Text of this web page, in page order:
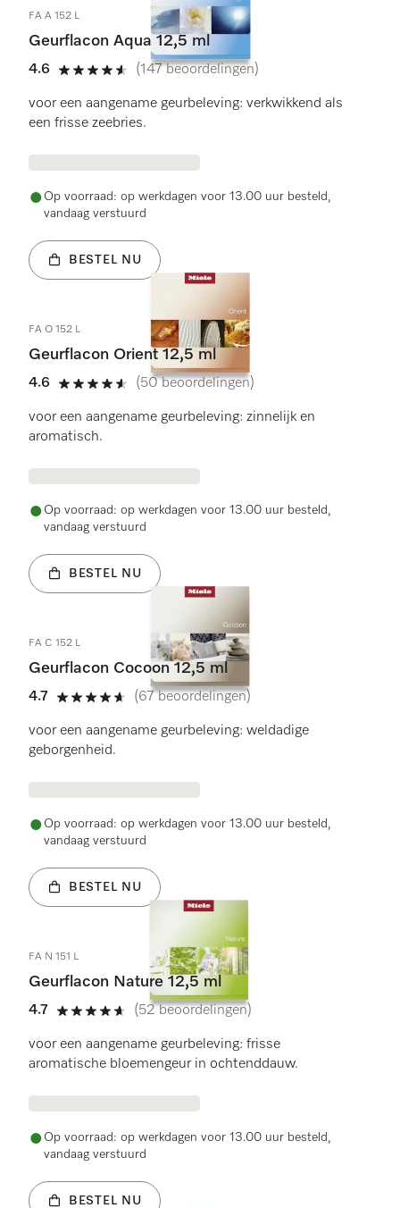
FA A 152 L
Geurflacon Aqua 12,5 ml
4.6
4.6 sterren op 5
(147 beoordelingen)
voor een aangename geurbeleving: verkwikkend als
een frisse zeebries.
Op voorraad: op werkdagen voor 13.00 uur besteld,
vandaag verstuurd
BESTEL NU
FA O 152 L
Geurflacon Orient 12,5 ml
4.6
4.6 sterren op 5
(50 beoordelingen)
voor een aangename geurbeleving: zinnelijk en
aromatisch.
Op voorraad: op werkdagen voor 13.00 uur besteld,
vandaag verstuurd
BESTEL NU
FA C 152 L
Geurflacon Cocoon 12,5 ml
4.7
4.7 sterren op 5
(67 beoordelingen)
voor een aangename geurbeleving: weldadige
geborgenheid.
Op voorraad: op werkdagen voor 13.00 uur besteld,
vandaag verstuurd
BESTEL NU
FA N 151 L
Geurflacon Nature 12,5 ml
4.7
4.7 sterren op 5
(52 beoordelingen)
voor een aangename geurbeleving: frisse
aromatische bloemengeur in ochtenddauw.
Op voorraad: op werkdagen voor 13.00 uur besteld,
vandaag verstuurd
BESTEL NU